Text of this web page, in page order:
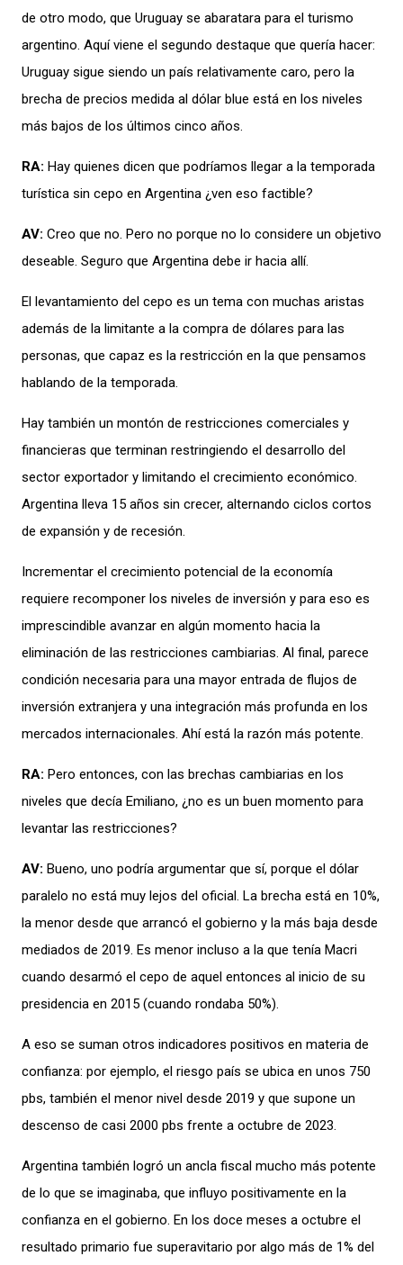
de otro modo, que Uruguay se abaratara para el turismo
argentino. Aquí viene el segundo destaque que quería hacer:
Uruguay sigue siendo un país relativamente caro, pero la
brecha de precios medida al dólar blue está en los niveles
más bajos de los últimos cinco años.
RA: Hay quienes dicen que podríamos llegar a la temporada
turística sin cepo en Argentina ¿ven eso factible?
AV: Creo que no. Pero no porque no lo considere un objetivo
deseable. Seguro que Argentina debe ir hacia allí.
El levantamiento del cepo es un tema con muchas aristas
además de la limitante a la compra de dólares para las
personas, que capaz es la restricción en la que pensamos
hablando de la temporada.
Hay también un montón de restricciones comerciales y
financieras que terminan restringiendo el desarrollo del
sector exportador y limitando el crecimiento económico.
Argentina lleva 15 años sin crecer, alternando ciclos cortos
de expansión y de recesión.
Incrementar el crecimiento potencial de la economía
requiere recomponer los niveles de inversión y para eso es
imprescindible avanzar en algún momento hacia la
eliminación de las restricciones cambiarias. Al final, parece
condición necesaria para una mayor entrada de flujos de
inversión extranjera y una integración más profunda en los
mercados internacionales. Ahí está la razón más potente.
RA: Pero entonces, con las brechas cambiarias en los
niveles que decía Emiliano, ¿no es un buen momento para
levantar las restricciones?
AV: Bueno, uno podría argumentar que sí, porque el dólar
paralelo no está muy lejos del oficial. La brecha está en 10%,
la menor desde que arrancó el gobierno y la más baja desde
mediados de 2019. Es menor incluso a la que tenía Macri
cuando desarmó el cepo de aquel entonces al inicio de su
presidencia en 2015 (cuando rondaba 50%).
A eso se suman otros indicadores positivos en materia de
confianza: por ejemplo, el riesgo país se ubica en unos 750
pbs, también el menor nivel desde 2019 y que supone un
descenso de casi 2000 pbs frente a octubre de 2023.
Argentina también logró un ancla fiscal mucho más potente
de lo que se imaginaba, que influyo positivamente en la
confianza en el gobierno. En los doce meses a octubre el
resultado primario fue superavitario por algo más de 1% del